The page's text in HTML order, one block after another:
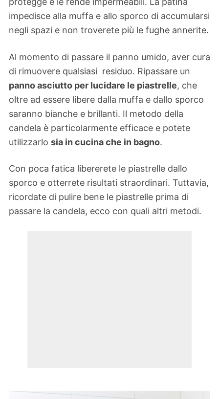
impedisce alla muffa e allo sporco di accumularsi
negli spazi e non troverete più le fughe annerite.
Al momento di passare il panno umido, aver cura
di rimuovere qualsiasi residuo. Ripassare un
panno asciutto per lucidare le piastrelle, che
oltre ad essere libere dalla muffa e dallo sporco
saranno bianche e brillanti. Il metodo della
candela è particolarmente efficace e potete
utilizzarlo sia in cucina che in bagno.
Con poca fatica libererete le piastrelle dallo
sporco e otterrete risultati straordinari. Tuttavia,
ricordate di pulire bene le piastrelle prima di
passare la candela, ecco con quali altri metodi.